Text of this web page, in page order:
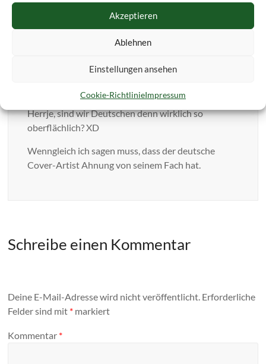
Akzeptieren
Ablehnen
Einstellungen ansehen
Cookie-RichtlinieImpressum
Permalink
Herrje, sind wir Deutschen denn wirklich so
oberflächlich? XD
Wenngleich ich sagen muss, dass der deutsche
Cover-Artist Ahnung von seinem Fach hat.
Schreibe einen Kommentar
Deine E-Mail-Adresse wird nicht veröffentlicht. Erforderliche
Felder sind mit * markiert
Kommentar *